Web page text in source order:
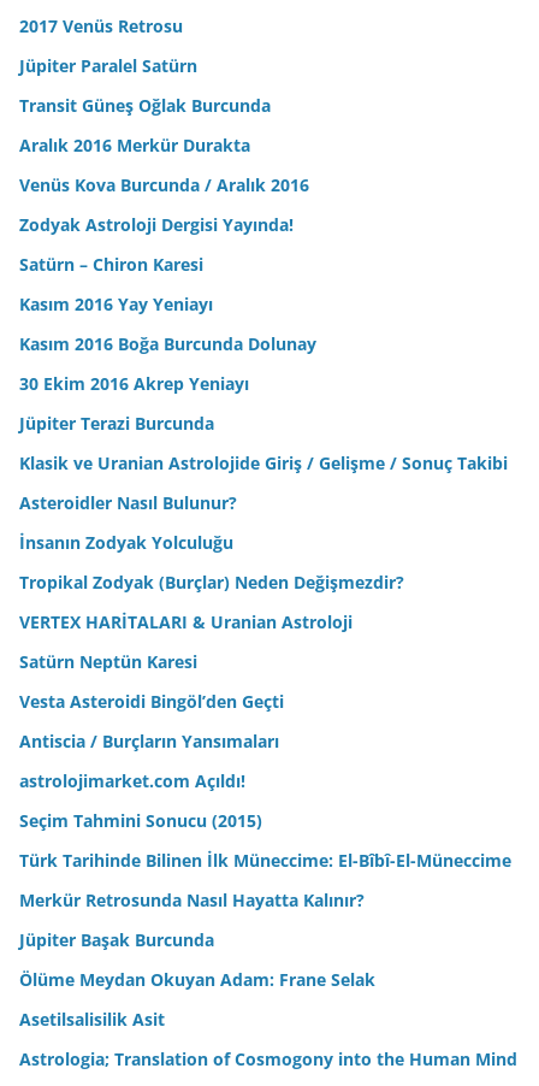
2017 Venüs Retrosu
Jüpiter Paralel Satürn
Transit Güneş Oğlak Burcunda
Aralık 2016 Merkür Durakta
Venüs Kova Burcunda / Aralık 2016
Zodyak Astroloji Dergisi Yayında!
Satürn – Chiron Karesi
Kasım 2016 Yay Yeniayı
Kasım 2016 Boğa Burcunda Dolunay
30 Ekim 2016 Akrep Yeniayı
Jüpiter Terazi Burcunda
Klasik ve Uranian Astrolojide Giriş / Gelişme / Sonuç Takibi
Asteroidler Nasıl Bulunur?
İnsanın Zodyak Yolculuğu
Tropikal Zodyak (Burçlar) Neden Değişmezdir?
VERTEX HARİTALARI & Uranian Astroloji
Satürn Neptün Karesi
Vesta Asteroidi Bingöl’den Geçti
Antiscia / Burçların Yansımaları
astrolojimarket.com Açıldı!
Seçim Tahmini Sonucu (2015)
Türk Tarihinde Bilinen İlk Müneccime: El-Bîbî-El-Müneccime
Merkür Retrosunda Nasıl Hayatta Kalınır?
Jüpiter Başak Burcunda
Ölüme Meydan Okuyan Adam: Frane Selak
Asetilsalisilik Asit
Astrologia; Translation of Cosmogony into the Human Mind